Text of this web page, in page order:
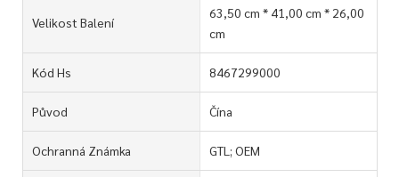
Velikost Balení
63,50 cm * 41,00 cm * 26,00
cm
Kód Hs 8467299000
Původ Čína
Ochranná Známka GTL; OEM